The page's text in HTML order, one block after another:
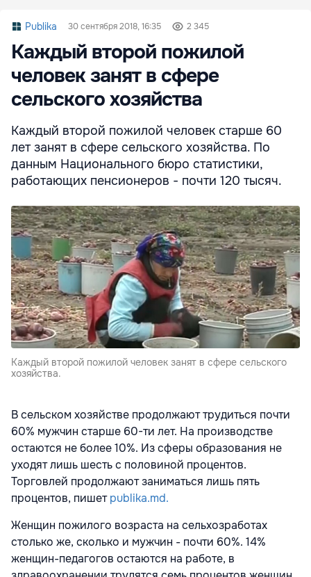
Publika 30 сентября 2018, 16:35 2 345
Каждый второй пожилой
человек занят в сфере
сельского хозяйства
Каждый второй пожилой человек старше 60
лет занят в сфере сельского хозяйства. По
данным Национального бюро статистики,
работающих пенсионеров - почти 120 тысяч.
Каждый второй пожилой человек занят в сфере сельского
хозяйства.
В сельском хозяйстве продолжают трудиться почти
60% мужчин старше 60-ти лет. На производстве
остаются не более 10%. Из сферы образования не
уходят лишь шесть с половиной процентов.
Торговлей продолжают заниматься лишь пять
процентов, пишетpublika.md.
Женщин пожилого возраста на сельхозработах
столько же, сколько и мужчин - почти 60%. 14%
женщин-педагогов остаются на работе, в